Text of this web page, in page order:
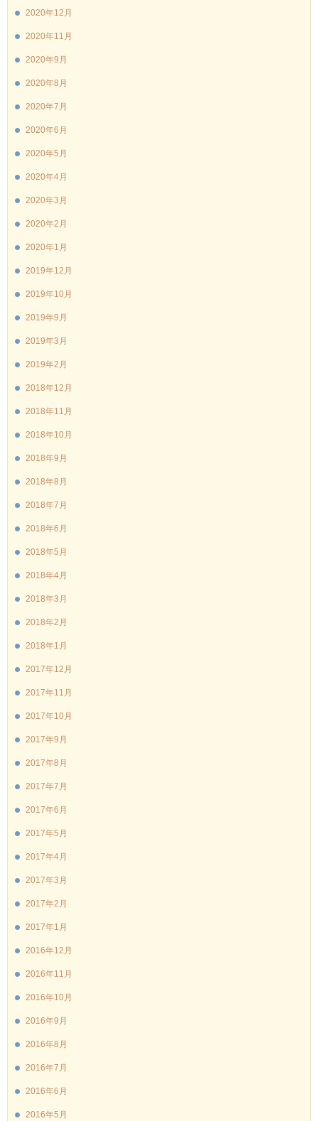
2020年12月
2020年11月
2020年9月
2020年8月
2020年7月
2020年6月
2020年5月
2020年4月
2020年3月
2020年2月
2020年1月
2019年12月
2019年10月
2019年9月
2019年3月
2019年2月
2018年12月
2018年11月
2018年10月
2018年9月
2018年8月
2018年7月
2018年6月
2018年5月
2018年4月
2018年3月
2018年2月
2018年1月
2017年12月
2017年11月
2017年10月
2017年9月
2017年8月
2017年7月
2017年6月
2017年5月
2017年4月
2017年3月
2017年2月
2017年1月
2016年12月
2016年11月
2016年10月
2016年9月
2016年8月
2016年7月
2016年6月
2016年5月